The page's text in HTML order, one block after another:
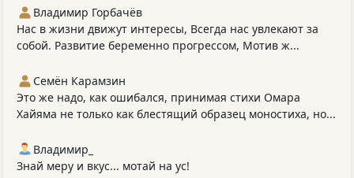
Владимир Горбачёв
Нас в жизни движут интересы, Всегда нас увлекают за
собой. Развитие беременно прогрессом, Мотив ж...
Семён Карамзин
Это же надо, как ошибался, принимая стихи Омара
Хайяма не только как блестящий образец моностиха, но...
Владимир_
Знай меру и вкус... мотай на ус!